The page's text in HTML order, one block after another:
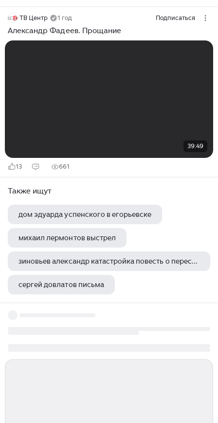
ТВ Центр 1 год Подписаться
Александр Фадеев. Прощание
39:49
13 661
Также ищут
дом эдуарда успенского в егорьевске
михаил лермонтов выстрел
зиновьев александр катастройка повесть о перестройке в партграде
сергей довлатов письма